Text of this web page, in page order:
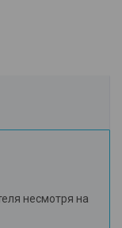
несмотря на